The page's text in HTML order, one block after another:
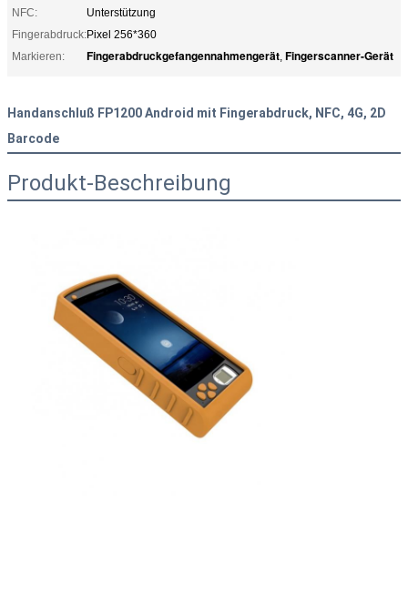
NFC:
Unterstützung
Fingerabdruck:Pixel 256*360
Markieren:
Fingerabdruckgefangennahmengerät, Fingerscanner-Gerät
Handanschluß FP1200 Android mit Fingerabdruck, NFC, 4G, 2D
Barcode
Produkt-Beschreibung